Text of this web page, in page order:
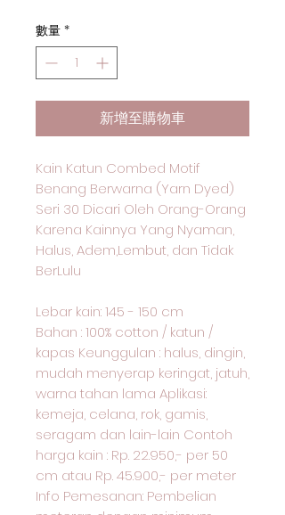
數量 *
新增至購物車
Kain Katun Combed Motif
Benang Berwarna (Yarn Dyed)
Seri 30 Dicari Oleh Orang-Orang
Karena Kainnya Yang Nyaman,
Halus, Adem,Lembut, dan Tidak
BerLulu
Lebar kain: 145 - 150 cm
Bahan : 100% cotton / katun /
kapas Keunggulan : halus, dingin,
mudah menyerap keringat, jatuh,
warna tahan lama Aplikasi:
kemeja, celana, rok, gamis,
seragam dan lain-lain Contoh
harga kain : Rp. 22.950,- per 50
cm atau Rp. 45.900,- per meter
Info Pemesanan: Pembelian